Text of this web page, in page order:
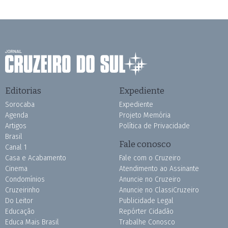
Editorias
Sorocaba
Agenda
Artigos
Brasil
Canal 1
Casa e Acabamento
Cinema
Condomínios
Cruzeirinho
Do Leitor
Educação
Educa Mais Brasil
Expediente
Expediente
Projeto Memória
Política de Privacidade
Fale conosco
Fale com o Cruzeiro
Atendimento ao Assinante
Anuncie no Cruzeiro
Anuncie no ClassiCruzeiro
Publicidade Legal
Repórter Cidadão
Trabalhe Conosco